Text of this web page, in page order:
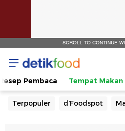
SCROLL TO CONTINUE
Pembaca Tempat Makan
Terpopuler d'Foodspot